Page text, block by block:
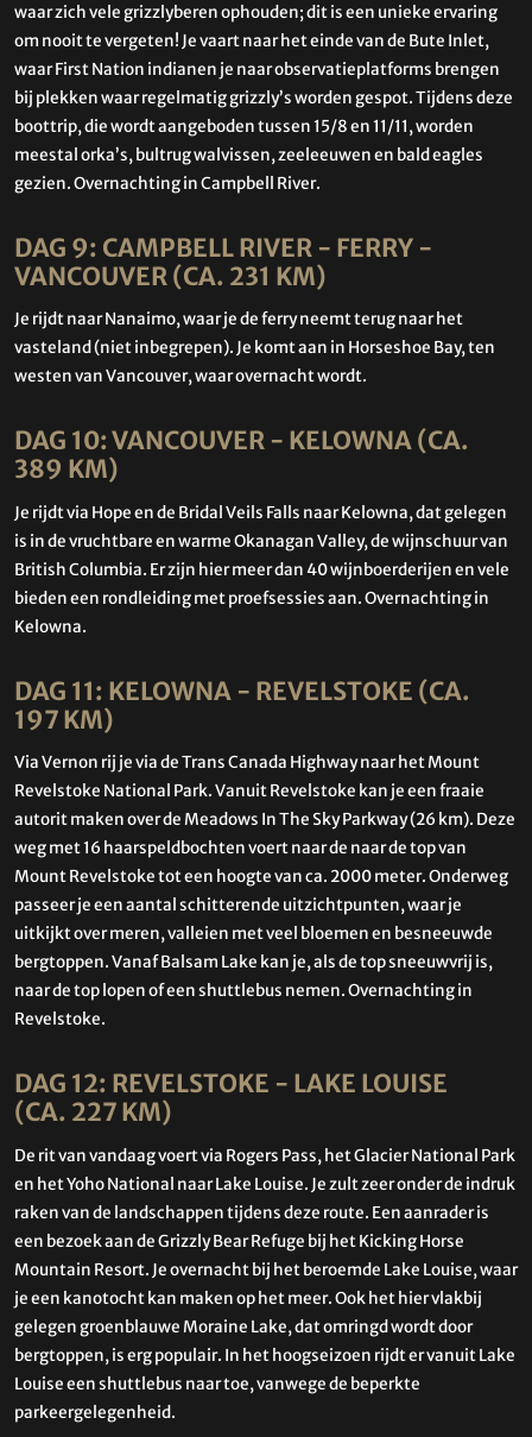
waar zich vele grizzlyberen ophouden; dit is een unieke ervaring
om nooit te vergeten! Je vaart naar het einde van de Bute Inlet,
waar First Nation indianen je naar observatieplatforms brengen
bij plekken waar regelmatig grizzly’s worden gespot. Tijdens deze
boottrip, die wordt aangeboden tussen 15/8 en 11/11, worden
meestal orka’s, bultrug walvissen, zeeleeuwen en bald eagles
gezien. Overnachting in Campbell River.
DAG 9: CAMPBELL RIVER - FERRY -
VANCOUVER (CA. 231 KM)
Je rijdt naar Nanaimo, waar je de ferry neemt terug naar het
vasteland (niet inbegrepen). Je komt aan in Horseshoe Bay, ten
westen van Vancouver, waar overnacht wordt.
DAG 10: VANCOUVER - KELOWNA (CA.
389 KM)
Je rijdt via Hope en de Bridal Veils Falls naar Kelowna, dat gelegen
is in de vruchtbare en warme Okanagan Valley, de wijnschuur van
British Columbia. Er zijn hier meer dan 40 wijnboerderijen en vele
bieden een rondleiding met proefsessies aan. Overnachting in
Kelowna.
DAG 11: KELOWNA - REVELSTOKE (CA.
197 KM)
Via Vernon rij je via de Trans Canada Highway naar het Mount
Revelstoke National Park. Vanuit Revelstoke kan je een fraaie
autorit maken over de Meadows In The Sky Parkway (26 km). Deze
weg met 16 haarspeldbochten voert naar de naar de top van
Mount Revelstoke tot een hoogte van ca. 2000 meter. Onderweg
passeer je een aantal schitterende uitzichtpunten, waar je
uitkijkt over meren, valleien met veel bloemen en besneeuwde
bergtoppen. Vanaf Balsam Lake kan je, als de top sneeuwvrij is,
naar de top lopen of een shuttlebus nemen. Overnachting in
Revelstoke.
DAG 12: REVELSTOKE - LAKE LOUISE
(CA. 227 KM)
De rit van vandaag voert via Rogers Pass, het Glacier National Park
en het Yoho National naar Lake Louise. Je zult zeer onder de indruk
raken van de landschappen tijdens deze route. Een aanrader is
een bezoek aan de Grizzly Bear Refuge bij het Kicking Horse
Mountain Resort. Je overnacht bij het beroemde Lake Louise, waar
je een kanotocht kan maken op het meer. Ook het hier vlakbij
gelegen groenblauwe Moraine Lake, dat omringd wordt door
bergtoppen, is erg populair. In het hoogseizoen rijdt er vanuit Lake
Louise een shuttlebus naar toe, vanwege de beperkte
parkeergelegenheid.